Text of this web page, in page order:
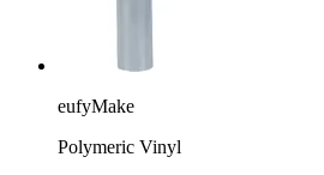
eufyMake
Polymeric Vinyl